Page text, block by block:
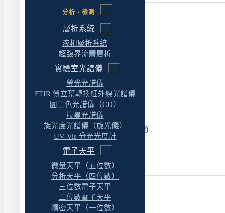
分析 / 檢測
層析系統
液相層析系統
超臨界流體層析
實驗室光譜儀
螢光光譜儀
FTIR 傅立葉轉換紅外線光譜儀
圓二色光譜儀（CD）
拉曼光譜儀
旋光度光譜儀（旋光儀）
UV-Vis 分光光度計
電子天平
微量天平（五位數）
分析天平（四位數）
三位數電子天平
二位數電子天平
精密天平（一位數）
想詢問的服務
科學儀器
實驗室規劃與設計
各類工程
維修需求
其他事項
檔案上傳 （最大2MB 最多5個檔案）
選擇檔案...